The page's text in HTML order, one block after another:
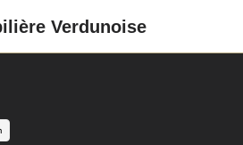
Verdunoise